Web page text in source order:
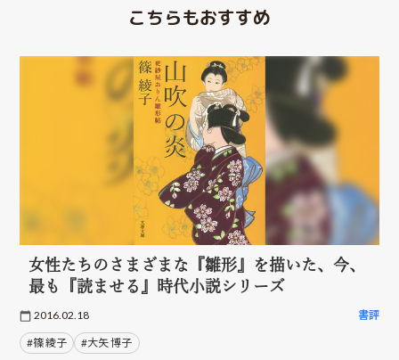
こちらもおすすめ
女性たちのさまざまな『雛形』を描いた、今、
最も『読ませる』時代小説シリーズ
2016.02.18 書評
#篠 綾子 #大矢 博子